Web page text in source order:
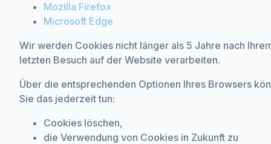
Mozilla Firefox
Microsoft Edge
Wir werden Cookies nicht länger als 5 Jahre nach
letzten Besuch auf der Website verarbeiten.
Über die entsprechenden Optionen Ihres Browsers
Sie das jederzeit tun:
Cookies löschen,
die Verwendung von Cookies in Zukunft zu